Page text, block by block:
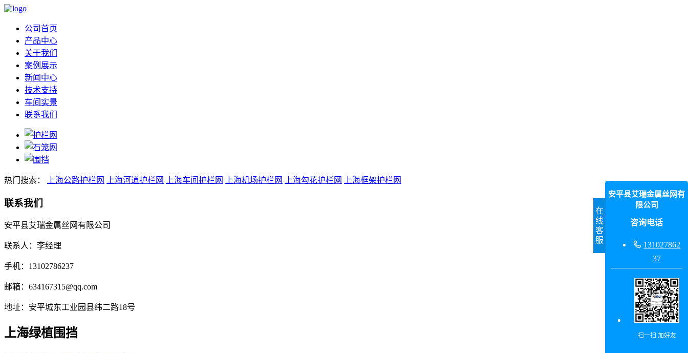
公司首页
产品中心
关于我们
案例展示
新闻中心
技术支持
车间实景
联系我们
热门搜索： 上海公路护栏网 上海河道护栏网 上海车间护栏网 上海机场护栏网 上海勾花护栏网 上海框架护栏网
联系我们
安平县艾瑞金属丝网有限公司
联系人：李经理
手机：13102786237
邮箱：634167315@qq.com
地址：安平城东工业园县纬二路18号
上海绿植围挡
在
线
客
服
安平县艾瑞金属丝网有
限公司
咨询电话
 131027862
37
扫一扫 加好友